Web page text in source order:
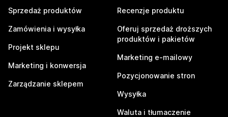
Sprzedaż produktów
Zamówienia i wysyłka
Projekt sklepu
Marketing i konwersja
Zarządzanie sklepem
Recenzje produktu
Oferuj sprzedaż droższych
produktów i pakietów
Marketing e-mailowy
Pozycjonowanie stron
Wysyłka
Waluta i tłumaczenie